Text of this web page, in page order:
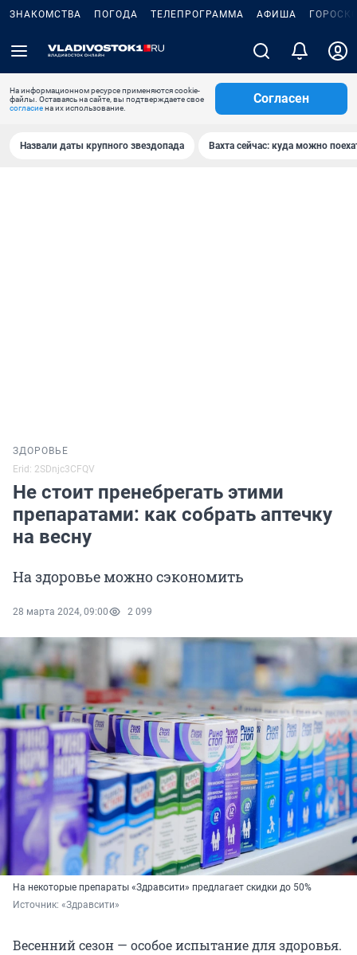
ЗНАКОМСТВА ПОГОДА ТЕЛЕПРОГРАММА АФИША
На информационном ресурсе применяются cookie-
файлы. Оставаясь на сайте, вы подтверждаете свое
согласиена их использование.
Согласен
Назвали даты крупного звездопада Вахта сейчас: куда можно
ЗДОРОВЬЕ
Erid: 2SDnjc3CFQV
Не стоит пренебрегать этими
препаратами: как собрать аптечку
на весну
На здоровье можно сэкономить
28 марта 2024, 09:00 2 099
На некоторые препараты «Здравсити» предлагает скидки до 50%
Источник: «Здравсити»
Весенний сезон — особое испытание для здоровья.